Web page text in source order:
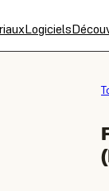
Logiciels